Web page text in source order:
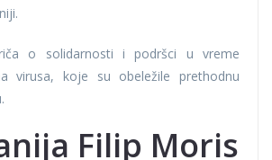
o solidarnosti i podršci u vreme
virusa, koje su obeležile prethodnu
Filip Moris